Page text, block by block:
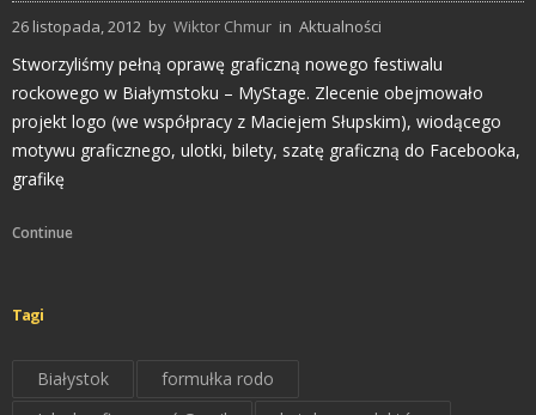
26 listopada, 2012 by Wiktor Chmur in Aktualności
Stworzyliśmy pełną oprawę graficzną nowego festiwalu
rockowego w Białymstoku – MyStage. Zlecenie obejmowało
projekt logo (we współpracy z Maciejem Słupskim), wiodącego
motywu graficznego, ulotki, bilety, szatę graficzną do Facebooka,
grafikę
Continue
Tagi
Białystok
formułka rodo